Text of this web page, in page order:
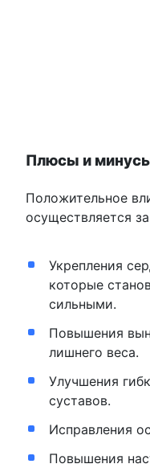
Плюсы и
Положительное
осуществляется
Укрепления
которые
сильными.
Повышения
лишнего веса.
Улучшения
суставов.
Исправления
Повышения